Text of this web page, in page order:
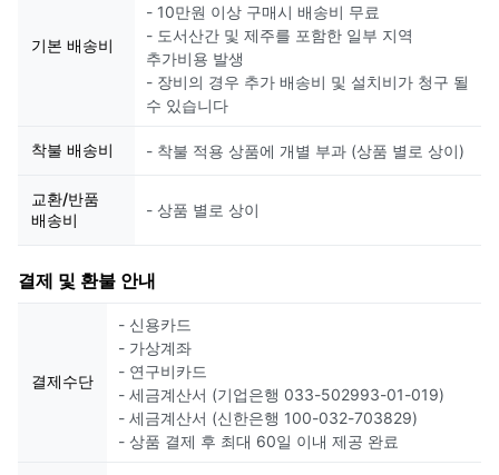
기본 배송비
- 10만원 이상 구매시 배송비 무료
- 도서산간 및 제주를 포함한 일부 지역
추가비용 발생
- 장비의 경우 추가 배송비 및 설치비가 청구 될
수 있습니다
착불 배송비 - 착불 적용 상품에 개별 부과 (상품 별로 상이)
교환/반품
배송비
- 상품 별로 상이
결제 및 환불 안내
결제수단
- 신용카드
- 가상계좌
- 연구비카드
- 세금계산서 (기업은행 033-502993-01-019)
- 세금계산서 (신한은행 100-032-703829)
- 상품 결제 후 최대 60일 이내 제공 완료